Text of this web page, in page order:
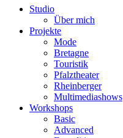
Studio
Über mich
Projekte
Mode
Bretagne
Touristik
Pfalztheater
Rheinberger
Multimediashows
Workshops
Basic
Advanced